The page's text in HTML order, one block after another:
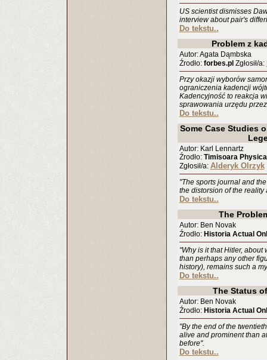
US scientist dismisses
interview about pair's
Do tekstu..
Problem z
Autor: Agata Dąmbska
Źrodło: forbes.pl Zgłosił/a:
Przy okazji wyborów
ograniczenia kadencji
Kadencyjność to reakcja
sprawowania urzędu
Do tekstu..
Some Case Studies
Autor: Karl Lennartz
Źrodło: Timisoara
Zgłosił/a: Alderyk Olrzyk
"The sports journal and
the distorsion of the
Do tekstu..
The
Autor: Ben Novak
Źrodło: Historia Actual
"Why is it that Hitler,
than perhaps any other
history), remains such a
Do tekstu..
The Status
Autor: Ben Novak
Źrodło: Historia Actual
"By the end of the
alive and prominent than
before".
Do tekstu..